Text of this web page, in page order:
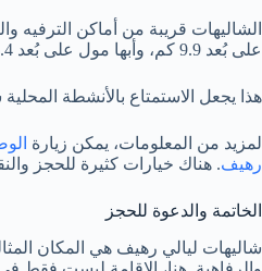
الشاليهات قريبة من أماكن الترفيه
على بُعد 9.9 كم، وأبها مول على بُعد 15.4 كم
هذا يجعل الاستمتاع بالأنشطة المحلية
لمزيد من المعلومات، يمكن زيارة
رهيف. هناك خيارات كثيرة للحجز
الخاتمة والدعوة للحجز
شاليهات ليالي رهيف هي المكان